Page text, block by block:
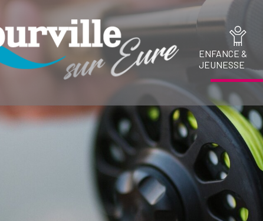
ENFANCE &
JEUNESSE